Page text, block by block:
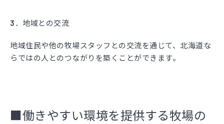
3．地域との交流
地域住民や他の牧場スタッフとの交流を通じて、北海道な
らではの人とのつながりを築くことができます。
■働きやすい環境を提供する牧場の